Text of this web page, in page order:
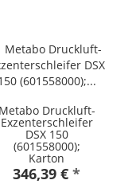
Metabo Druckluft-
Exzenterschleifer
DSX 150
(601558000);
Karton
346,39 € *